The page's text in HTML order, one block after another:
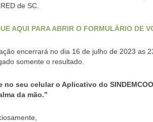
de SC.
AQUI PARA ABRIR O FORMULÁRIO DE
encerrará no dia 16 de julho de 2023 as
somente o resultado.
no seu celular o Aplicativo do
da mão.”